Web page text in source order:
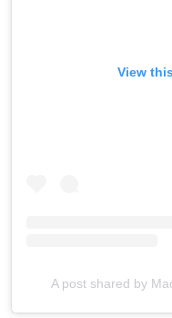
View
A post shared by